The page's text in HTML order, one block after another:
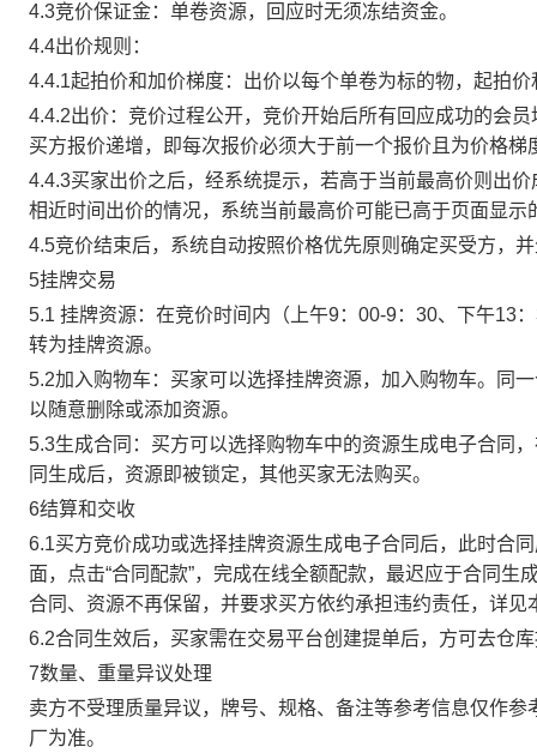
4.3竞价保证金：单卷资源，回应时无须冻结资金。
4.4出价规则：
4.4.1起拍价和加价梯度：出价以每个单卷为标的物，起拍
4.4.2出价：竞价过程公开，竞价开始后所有回应成功的会
买方报价递增，即每次报价必须大于前一个报价且为价格
4.4.3买家出价之后，经系统提示，若高于当前最高价则出
相近时间出价的情况，系统当前最高价可能已高于页面显示
4.5竞价结束后，系统自动按照价格优先原则确定买受方，
5挂牌交易
5.1 挂牌资源：在竞价时间内（上午9：00-9：30、下午13
转为挂牌资源。
5.2加入购物车：买家可以选择挂牌资源，加入购物车。同
以随意删除或添加资源。
5.3生成合同：买方可以选择购物车中的资源生成电子合同
同生成后，资源即被锁定，其他买家无法购买。
6结算和交收
6.1买方竞价成功或选择挂牌资源生成电子合同后，此时合
面，点击“合同配款”，完成在线全额配款，最迟应于合同
合同、资源不再保留，并要求买方依约承担违约责任，详见
6.2合同生效后，买家需在交易平台创建提单后，方可去仓
7数量、重量异议处理
卖方不受理质量异议，牌号、规格、备注等参考信息仅作
厂为准。